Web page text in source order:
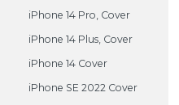
iPhone 14 Pro, Cover
iPhone 14 Plus, Cover
iPhone 14 Cover
iPhone SE 2022 Cover